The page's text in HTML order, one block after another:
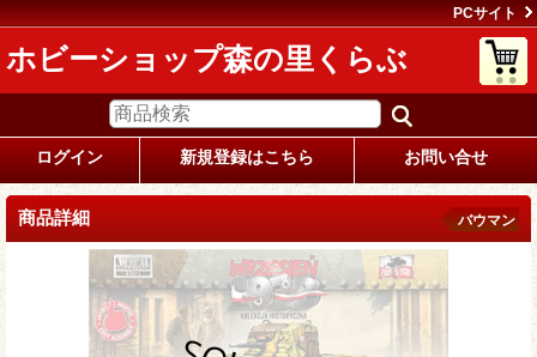
PCサイト
ホビーショップ森の里くらぶ
ログイン 新規登録はこちら お問い合せ
商品詳細 バウマン